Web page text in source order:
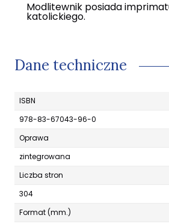
Modlitewnik posiada
katolickiego.
Dane techniczne
ISBN
978-83-67043-96-0
Oprawa
zintegrowana
Liczba stron
304
Format (mm.)